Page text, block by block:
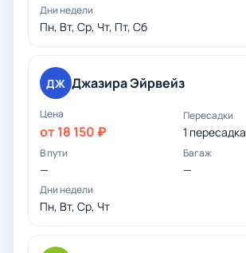
Пн, Вт, Ср, Чт, Пт, Сб
ДЖ Джазира Эйрвейз
от 18 150 ₽ 1 пересадка
— —
Пн, Вт, Ср, Чт